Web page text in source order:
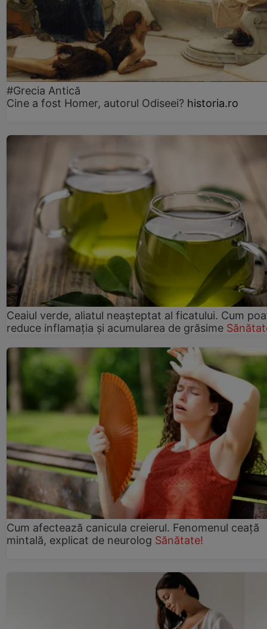
#Grecia Antică
Cine a fost Homer, autorul Odiseei? historia.ro
Ceaiul verde, aliatul neașteptat al ficatului. Cum
reduce inflamația și acumularea de grăsime
Cum afectează canicula creierul. Fenomenul ceață
mintală, explicat de neurolog Sănătate!